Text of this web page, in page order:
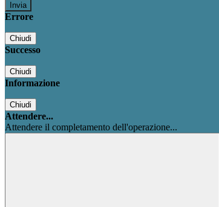
Errore
Chiudi
Successo
Chiudi
Informazione
Chiudi
Attendere...
Attendere il completamento dell'operazione...